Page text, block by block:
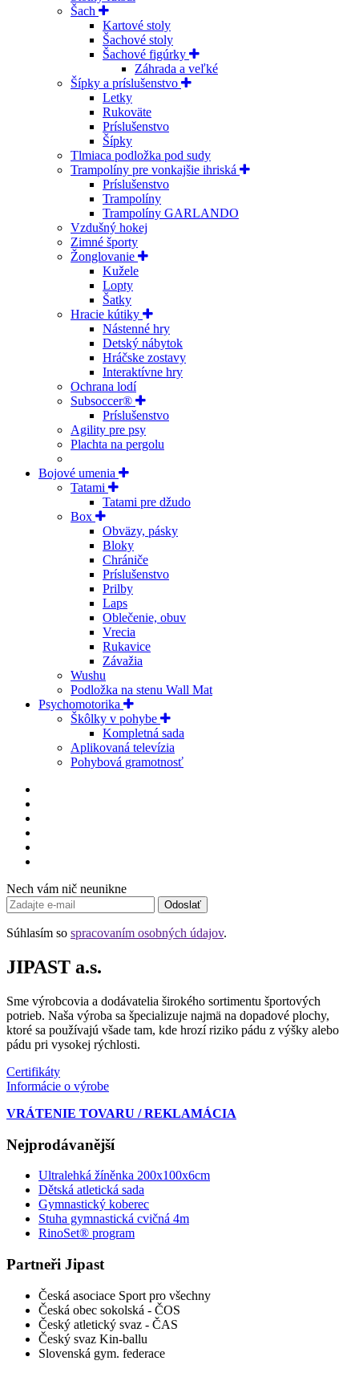
Šach
Kartové stoly
Šachové stoly
Šachové figúrky
Záhrada a veľké
Šípky a príslušenstvo
Letky
Rukoväte
Príslušenstvo
Šípky
Tlmiaca podložka pod sudy
Trampolíny pre vonkajšie ihriská
Príslušenstvo
Trampolíny
Trampolíny GARLANDO
Vzdušný hokej
Zimné športy
Žonglovanie
Kužele
Lopty
Šatky
Hracie kútiky
Nástenné hry
Detský nábytok
Hráčske zostavy
Interaktívne hry
Ochrana lodí
Subsoccer®
Príslušenstvo
Agility pre psy
Plachta na pergolu
Bojové umenia
Tatami
Tatami pre džudo
Box
Obväzy, pásky
Bloky
Chrániče
Príslušenstvo
Prilby
Laps
Oblečenie, obuv
Vrecia
Rukavice
Závažia
Wushu
Podložka na stenu Wall Mat
Psychomotorika
Škôlky v pohybe
Kompletná sada
Aplikovaná televízia
Pohybová gramotnosť
Nech vám nič neunikne
Odoslať
Súhlasím so spracovaním osobných údajov.
JIPAST a.s.
Sme výrobcovia a dodávatelia širokého sortimentu športových
potrieb. Naša výroba sa špecializuje najmä na dopadové plochy,
ktoré sa používajú všade tam, kde hrozí riziko pádu z výšky alebo
pádu pri vysokej rýchlosti.
Certifikáty
Informácie o výrobe
VRÁTENIE TOVARU / REKLAMÁCIA
Nejprodávanější
Ultralehká žíněnka 200x100x6cm
Dětská atletická sada
Gymnastický koberec
Stuha gymnastická cvičná 4m
RinoSet® program
Partneři Jipast
Česká asociace Sport pro všechny
Česká obec sokolská - ČOS
Český atletický svaz - ČAS
Český svaz Kin-ballu
Slovenská gym. federace